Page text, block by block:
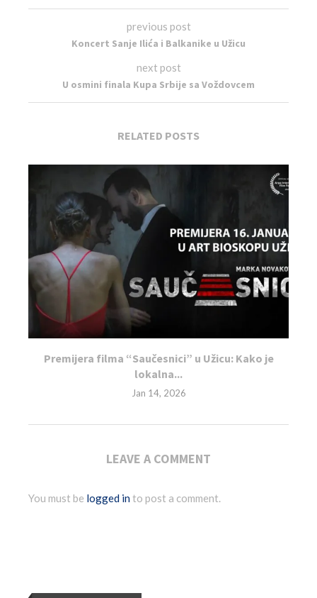
previous post
Koncert Sanje Ilića i Balkanike u Užicu
next post
U osmini finala Kupa Srbije sa Voždovcem
RELATED POSTS
Premijera filma “Saučesnici” u Užicu: Kako je
lokalna...
Jan 14, 2026
LEAVE A COMMENT
You must be logged into post a comment.